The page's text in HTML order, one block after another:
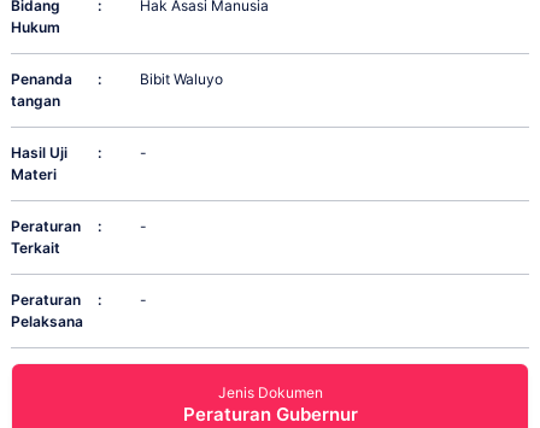
Bidang
Hukum
: Hak Asasi Manusia
Penanda
tangan
: Bibit Waluyo
Hasil Uji
Materi
: -
Peraturan
Terkait
: -
Peraturan
Pelaksana
: -
Jenis Dokumen
Peraturan Gubernur